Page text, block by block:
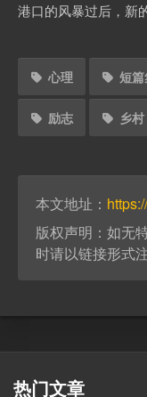
港口的风暴过后，新
心理 短
励志 乡村
本文地址：
版权声明：如无
时请以链接形式
热门文章